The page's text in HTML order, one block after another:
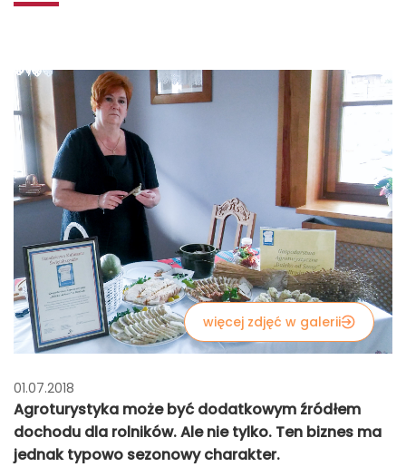
więcej zdjęć w galerii
01.07.2018
Agroturystyka może być dodatkowym źródłem
dochodu dla rolników. Ale nie tylko. Ten biznes ma
jednak typowo sezonowy charakter.